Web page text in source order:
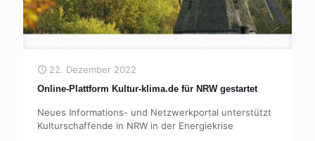
22. Dezember 2022
Online-Plattform Kultur-klima.de für NRW gestartet
Neues Informations- und Netzwerkportal unterstützt
Kulturschaffende in NRW in der Energiekrise